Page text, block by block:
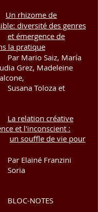
Un rhizome de
diversité des genres
et émergence de
la pratique
Saiz, María
Grez, Madeleine
Toloza et
La relation créative
et l'inconscient :
un souffle de vie pour
Par Elaïné Franzini
Soria
BLOC-NOTES